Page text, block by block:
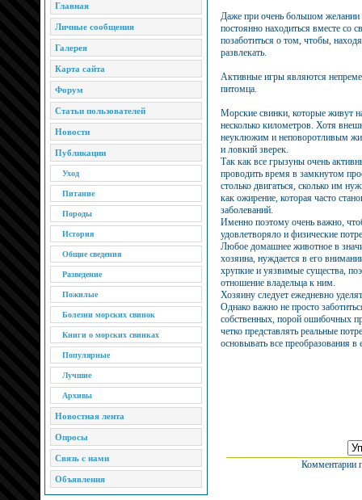
Главная
Личные сообщения
Галерея
Карта сайта
Форум
Статьи пользователей
Новости
Публикации
Уход
Питание
Породы
История
Общие сведения
Разведение
Пожилые
Болезни морских свинок
Книги о морских свинках
Популярные
Лучшие
Архивы
Новостная лента
Опросы
Связь с нами
Объявления
Даже при очень большом желании
постоянно находиться вместе со
позаботиться о том, чтобы,
развлекать.
Активные игры являются
питомца.
Морские свинки, которые живут
несколько километров. Хотя
неуклюжим и неповоротливым
и ловкий зверек.
Так как все грызуны очень
проводить время в замкнутом
столько двигаться, сколько им
как ожирение, которая часто
заболеваний.
Именно поэтому очень важно,
удовлетворяло и физические
Любое домашнее животное в
хозяина, нуждается в его
хрупкие и уязвимые существа,
отношение владельца к ним.
Хозяину следует ежедневно
Однако важно не просто
собственных, порой ошибочных
четко представлять реальные
основывать все преобразования в
Комментарии